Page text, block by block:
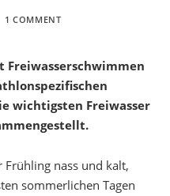
1 COMMENT
Freiwasserschwimmen
wichtigsten Freiwasser
nass und kalt,
sommerlichen Tagen